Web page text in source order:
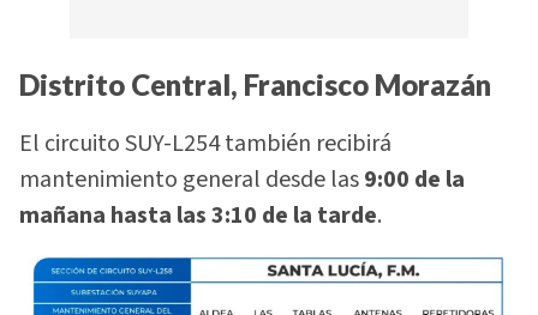
Distrito Central, Francisco Morazán
El circuito SUY-L254 también recibirá
mantenimiento general desde las9:00 de la
mañana hasta las 3:10 de la tarde.